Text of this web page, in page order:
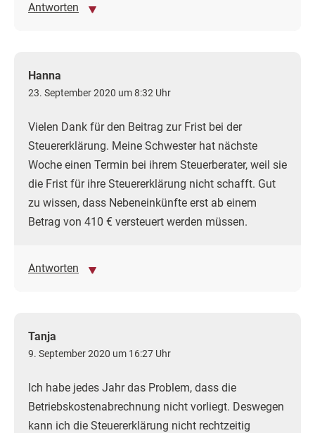
Antworten
Hanna
23. September 2020 um 8:32 Uhr
Vielen Dank für den Beitrag zur Frist bei der
Steuererklärung. Meine Schwester hat nächste
Woche einen Termin bei ihrem Steuerberater, weil sie
die Frist für ihre Steuererklärung nicht schafft. Gut
zu wissen, dass Nebeneinkünfte erst ab einem
Betrag von 410 € versteuert werden müssen.
Antworten
Tanja
9. September 2020 um 16:27 Uhr
Ich habe jedes Jahr das Problem, dass die
Betriebskostenabrechnung nicht vorliegt. Deswegen
kann ich die Steuererklärung nicht rechtzeitig